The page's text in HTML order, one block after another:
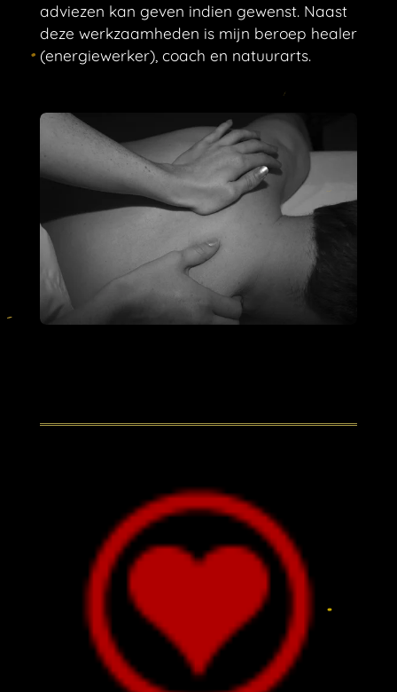
adviezen kan geven indien gewenst. Naast
deze werkzaamheden is mijn beroep healer
(energiewerker), coach en natuurarts.